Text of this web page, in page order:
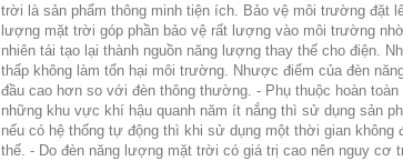
trời là sản phẩm thông minh tiện ích. Bảo vệ môi trường đặt
lượng mặt trời góp phần bảo vệ rất lượng vào môi trường
nhiên tái tạo lại thành nguồn năng lượng thay thế cho điện.
thấp không làm tổn hại môi trường. Nhược điểm của đèn
đầu cao hơn so với đèn thông thường. - Phụ thuộc hoàn
những khu vực khí hậu quanh năm ít nắng thì sử dụng sản
nếu có hệ thống tự động thì khi sử dụng một thời gian
thế. - Do đèn năng lượng mặt trời có giá trị cao nên nguy cơ